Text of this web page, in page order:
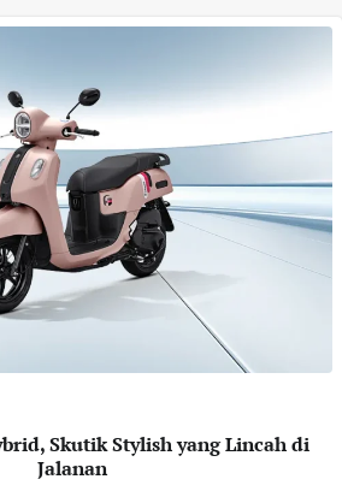
Skutik Stylish yang Lincah di
Jalanan